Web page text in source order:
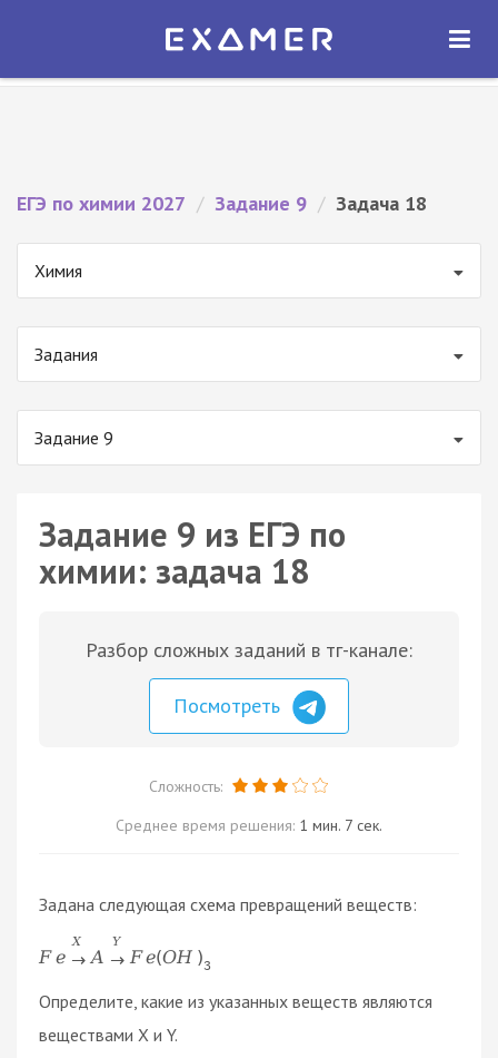
Экзамер — ЕГЭ 2027
ОТКРЫТЬ
ЕГЭ по химии 2027 / Задание 9 / Задача 18
Химия
Задания
Задание 9
Задание 9 из ЕГЭ по
химии: задача 18
Разбор сложных заданий в тг-канале:
Посмотреть
Сложность:
Среднее время решения: 1 мин. 7 сек.
Задана следующая схема превращений веществ:
F e
X
→ A
Y
→ Fe(OH )3
Определите, какие из указанных веществ являются
веществами X и Y.